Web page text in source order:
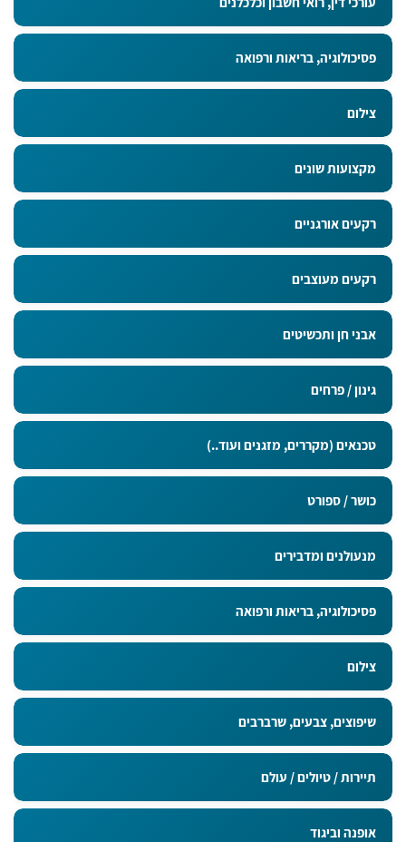
פסיכולוגיה, בריאות ורפואה
צילום
מקצועות שונים
רקעים אורגניים
רקעים מעוצבים
אבני חן ותכשיטים
גינון / פרחים
טכנאים (מקררים, מזגנים ועוד..)
כושר / ספורט
מנעולנים ומדבירים
פסיכולוגיה, בריאות ורפואה
צילום
שיפוצים, צבעים, שרברבים
תיירות / טיולים / עולם
אופנה וביגוד